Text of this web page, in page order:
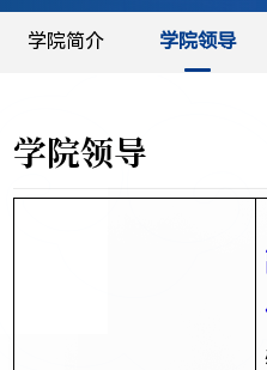
学院简介 学院领导
学院领导